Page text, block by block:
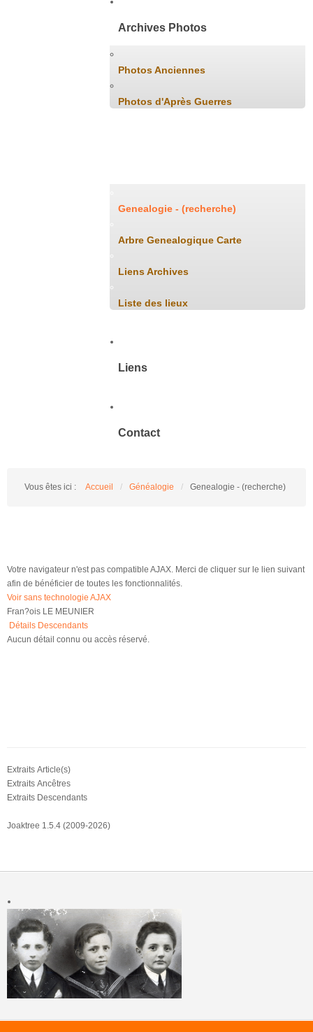
Archives Photos
Photos Anciennes
Photos d'Après Guerres
Genealogie - (recherche)
Arbre Genealogique Carte
Liens Archives
Liste des lieux
Liens
Contact
Vous êtes ici : Accueil / Généalogie / Genealogie - (recherche)
Votre navigateur n'est pas compatible AJAX. Merci de cliquer sur le lien suivant
afin de bénéficier de toutes les fonctionnalités.
Voir sans technologie AJAX
Fran?ois LE MEUNIER
Détails Descendants
Aucun détail connu ou accès réservé.
Extraits Article(s)
Extraits Ancêtres
Extraits Descendants
Joaktree 1.5.4 (2009-2026)